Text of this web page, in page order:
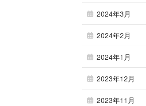
2024年3月
2024年2月
2024年1月
2023年12月
2023年11月